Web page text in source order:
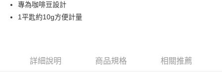
專為咖啡豆設計
1平匙約10g方便計量
詳細說明 商品規格 相關推薦